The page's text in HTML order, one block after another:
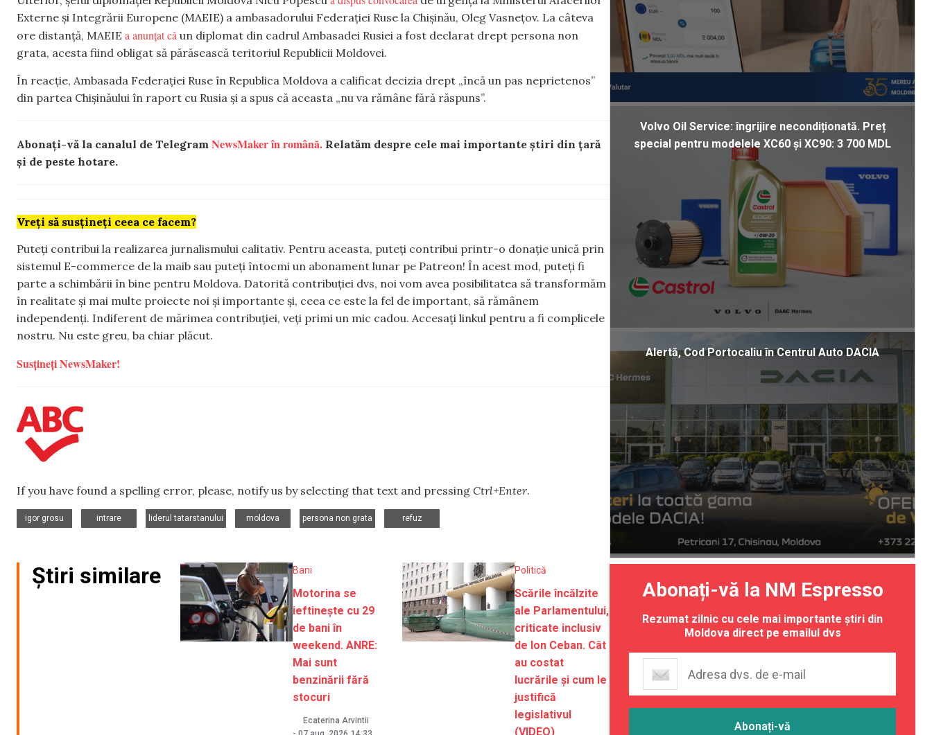
Externe și Integrării Europene (MAEIE) a ambasadorului Federației Ruse la Chișinău, Oleg Vasnețov. La câteva
ore distanță, MAEIE a anunțat că un diplomat din cadrul Ambasadei Rusiei a fost declarat drept persona non
grata, acesta fiind obligat să părăsească teritoriul Republicii Moldovei.
În reacție, Ambasada Federației Ruse în Republica Moldova a calificat decizia drept „încă un pas neprietenos”
din partea Chișinăului în raport cu Rusia și a spus că aceasta „nu va rămâne fără răspuns”.
Abonați-vă la canalul de Telegram NewsMaker în română. Relatăm despre cele mai importante știri din țară
și de peste hotare.
Vreți să susțineți ceea ce facem?
Puteți contribui la realizarea jurnalismului calitativ. Pentru aceasta, puteți contribui printr-o donație unică prin
sistemul E-commerce de la maib sau puteți întocmi un abonament lunar pe Patreon! În acest mod, puteți fi
parte a schimbării în bine pentru Moldova. Datorită contribuției dvs, noi vom avea posibilitatea să transformăm
în realitate și mai multe proiecte noi și importante și, ceea ce este la fel de important, să rămânem
independenți. Indiferent de mărimea contribuției, veți primi un mic cadou. Accesați linkul pentru a fi complicele
nostru. Nu este greu, ba chiar plăcut.
Susțineți NewsMaker!
If you have found a spelling error, please, notify us by selecting that text and pressing Ctrl+Enter.
igor grosu
intrare
liderul tatarstanului
moldova
persona non grata
refuz
Știri similare Bani
Motorina se
ieftinește cu 29
de bani în
weekend. ANRE:
Mai sunt
benzinării fără
stocuri
Ecaterina Arvintii
Politică
Scările încălzite
ale Parlamentului,
criticate inclusiv
de Ion Ceban. Cât
au costat
lucrările și cum le
justifică
legislativul
(VIDEO)
Volvo Oil Service: îngrijire necondiționată. Preț
special pentru modelele XC60 și XC90: 3 700 MDL
Alertă, Cod Portocaliu în Centrul Auto DACIA
Abonați-vă la NM Espresso
Rezumat zilnic cu cele mai importante știri din
Moldova direct pe emailul dvs